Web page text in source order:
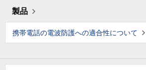
製品
携帯電話の電波防護への適合性について